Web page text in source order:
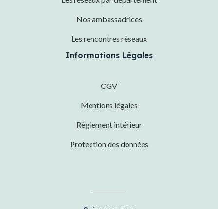
Nos ambassadrices
Les rencontres réseaux
Informations Légales
CGV
Mentions légales
Règlement intérieur
Protection des données